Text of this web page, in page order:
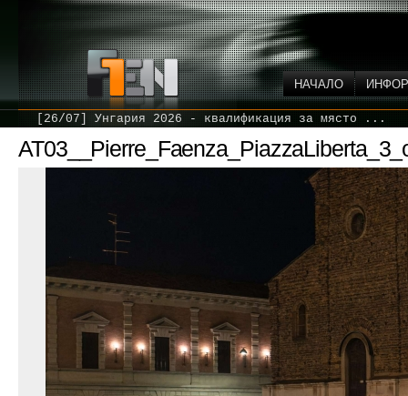
НАЧАЛО
[26/07] Унгария 2026 - квалификация за място ...